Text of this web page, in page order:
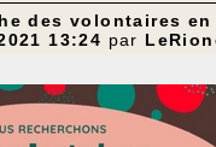
des volontaires en
13:24 par